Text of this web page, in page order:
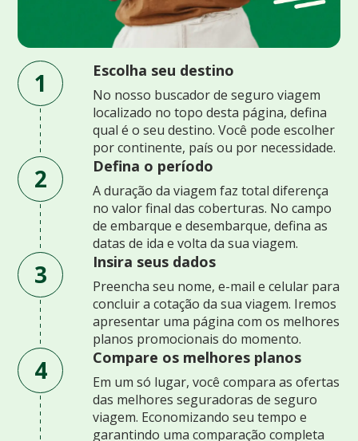
1 Escolha seu destino
No nosso buscador de seguro viagem
localizado no topo desta página, defina
qual é o seu destino. Você pode escolher
por continente, país ou por necessidade.
2 Defina o período
A duração da viagem faz total diferença
no valor final das coberturas. No campo
de embarque e desembarque, defina as
datas de ida e volta da sua viagem.
3 Insira seus dados
Preencha seu nome, e-mail e celular para
concluir a cotação da sua viagem. Iremos
apresentar uma página com os melhores
planos promocionais do momento.
4 Compare os melhores planos
Em um só lugar, você compara as ofertas
das melhores seguradoras de seguro
viagem. Economizando seu tempo e
garantindo uma comparação completa